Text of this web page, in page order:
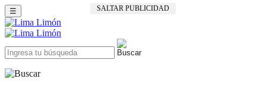
SALTAR PUBLICIDAD
☰